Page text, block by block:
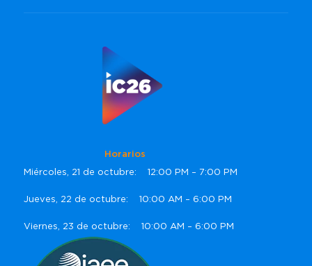
Horarios
Miércoles, 21 de octubre: 12:00 PM – 7:00 PM
Jueves, 22 de octubre: 10:00 AM – 6:00 PM
Viernes, 23 de octubre: 10:00 AM – 6:00 PM